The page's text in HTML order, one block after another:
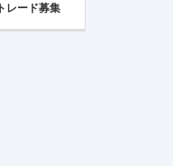
トレード募集